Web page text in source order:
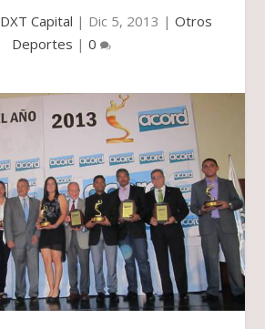
DXT Capital | Dic 5, 2013 | Otros
Deportes | 0